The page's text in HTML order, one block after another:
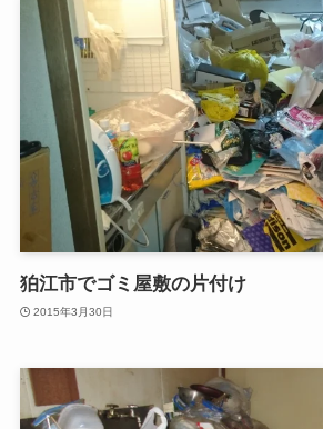
狛江市でゴミ屋敷の片付け
2015年3月30日